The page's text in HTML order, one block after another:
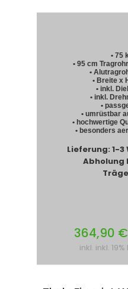
• 75
• 95 cm
•
• Breite x
• inkl.
• inkl.
•
• umrüstbar
• hochwertige
• besonders
Lieferung: 1-
Abholung
364,90 €
inkl. inkl.